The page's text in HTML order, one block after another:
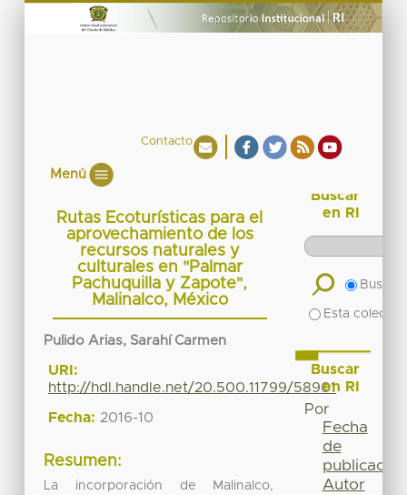
Contacto
Menú
Rutas Ecoturísticas para el
aprovechamiento de los
recursos naturales y
culturales en "Palmar
Pachuquilla y Zapote",
Malinalco, México
Pulido Arias, Sarahí Carmen
URI:
http://hdl.handle.net/20.500.11799/58901
Fecha: 2016-10
Resumen:
La incorporación de Malinalco,
Buscar
en RI
Buscar
Esta
Buscar
en RI
Por
Fecha
de
publicación
Autor